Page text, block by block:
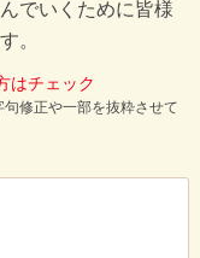
でいくために皆様
。
はチェック
修正や一部を抜粋させて